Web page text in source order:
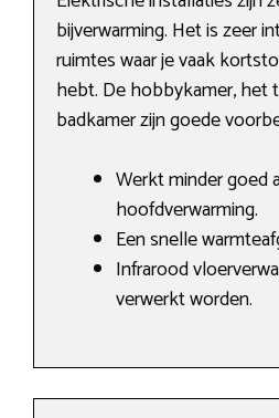
bijverwarming. Het is zeer
ruimtes waar je vaak
hebt. De hobbykamer, het
badkamer zijn goede
Werkt minder goed
hoofdverwarming.
Een snelle
Infrarood
verwerkt worden.